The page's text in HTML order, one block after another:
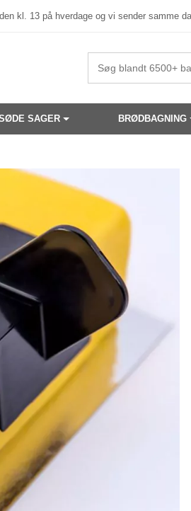
kl. 13 på hverdage og vi sender samme
SAGER BRØDBAGNING
disse produkter